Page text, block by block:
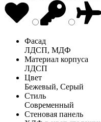
Фасад
ЛДСП, МДФ
Материал корпуса
ЛДСП
Цвет
Бежевый, Серый
Стиль
Современный
Стеновая панель